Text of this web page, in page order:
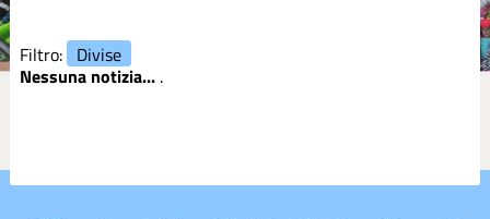
Filtro: Divise
Nessuna notizia... .
Coppa
Europa